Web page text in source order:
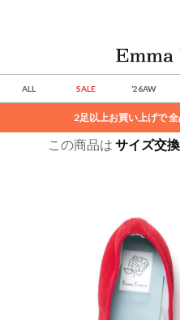
ALL SALE ’26AW
2足以上お買い上げで
この商品は サイズ交